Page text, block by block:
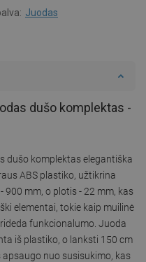
Juodas
dušo komplektas -
dušo komplektas elegantiška
ABS plastiko, užtikrina
mm, o plotis - 22 mm, kas
elementai, tokie kaip muilinė
funkcionalumo. Juoda
iš plastiko, o lanksti 150 cm
nuo susisukimo, kas